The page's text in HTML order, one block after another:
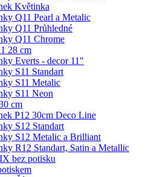
Květinka
Q11 Pearl a Metalic
Q11 Průhledné
Q11 Chrome
28 cm
Everts - decor 11"
S11 Standart
S11 Metalic
S11 Neon
cm
P12 30cm Deco Line
S12 Standart
S12 Metalic a Brilliant
R12 Standart, Satin a Metallic
bez potisku